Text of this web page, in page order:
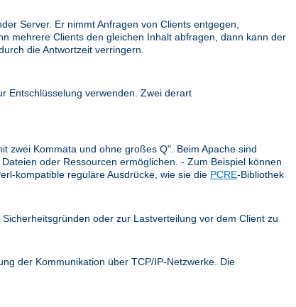
Server. Er nimmt Anfragen von Clients entgegen,
mehrere Clients den gleichen Inhalt abfragen, dann kann der
die Antwortzeit verringern.
Entschlüsselung verwenden. Zwei derart
zwei Kommata und ohne großes Q". Beim Apache sind
oder Ressourcen ermöglichen. - Zum Beispiel können
kompatible reguläre Ausdrücke, wie sie die PCRE-Bibliothek
oder zur Lastverteilung vor dem Client zu
der Kommunikation über TCP/IP-Netzwerke. Die